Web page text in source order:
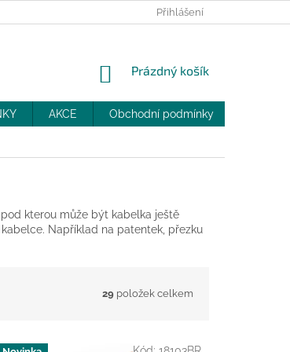
MOJE OBJEDNÁVKA
Přihlášení
NÁKUPNÍ
Prázdný košík
AKCE Obchodní podmínky
kterou může být kabelka ještě
Například na patentek, přezku
29 položek celkem